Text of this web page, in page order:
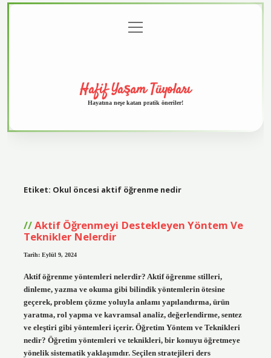
menüyü
aç
Hafif Yaşam Tüyoları
Hayatına neşe katan pratik öneriler!
Etiket: Okul öncesi aktif öğrenme nedir
Aktif Öğrenmeyi Destekleyen Yöntem Ve
Teknikler Nelerdir
Tarih: Eylül 9, 2024
Aktif öğrenme yöntemleri nelerdir? Aktif öğrenme stilleri,
dinleme, yazma ve okuma gibi bilindik yöntemlerin ötesine
geçerek, problem çözme yoluyla anlamı yapılandırma, ürün
yaratma, rol yapma ve kavramsal analiz, değerlendirme, sentez
ve eleştiri gibi yöntemleri içerir. Öğretim Yöntem ve Teknikleri
nedir? Öğretim yöntemleri ve teknikleri, bir konuyu öğretmeye
yönelik sistematik yaklaşımdır. Seçilen stratejileri ders